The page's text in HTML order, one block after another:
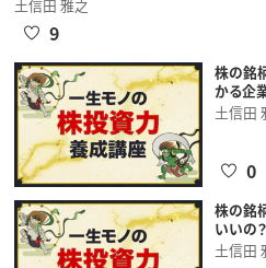
土信田 雅之
9
株の銘
かる企
土信田
0
株の銘
いいの
土信田